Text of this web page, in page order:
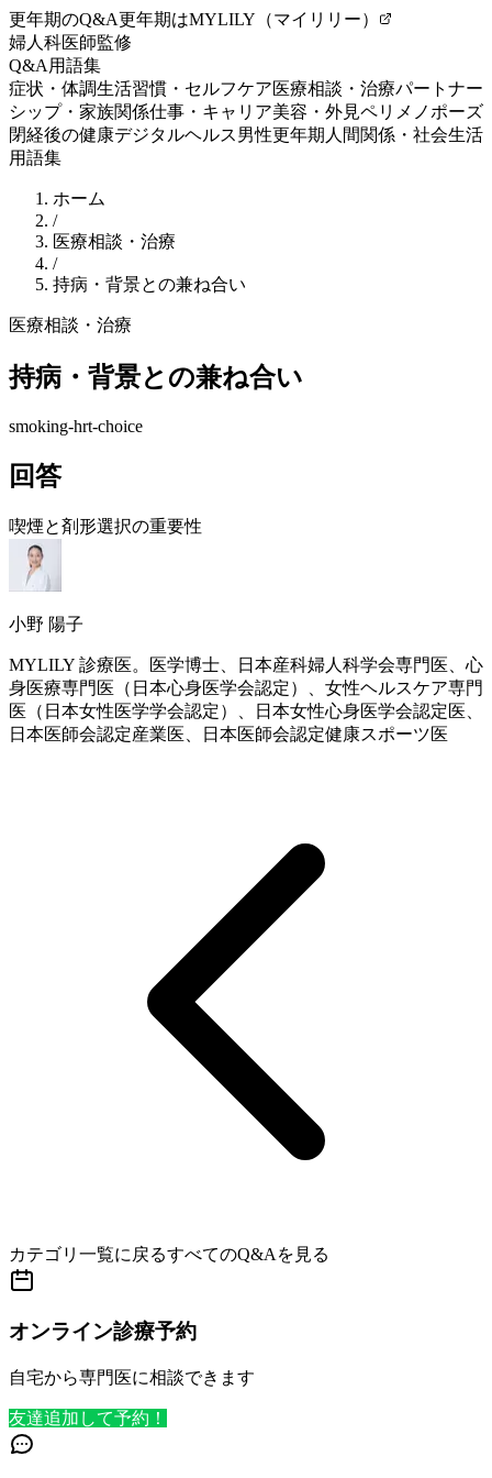
更年期のQ&A更年期はMYLILY（マイリリー）
婦人科医師監修
Q&A 用語集
症状・体調生活習慣・セルフケア医療相談・治療パートナー
シップ・家族関係仕事・キャリア美容・外見ペリメノポーズ
閉経後の健康デジタルヘルス男性更年期 人間関係・社会生活
用語集
ホーム
/
医療相談・治療
/
持病・背景との兼ね合い
医療相談・治療
持病・背景との兼ね合い
smoking-hrt-choice
回答
喫煙と剤形選択の重要性
小野 陽子
MYLILY 診療医。医学博士、日本産科婦人科学会専門医、心
身医療専門医（日本心身医学会認定）、女性ヘルスケア専門
医（日本女性医学学会認定）、日本女性心身医学会認定医、
日本医師会認定産業医、日本医師会認定健康スポーツ医
カテゴリ一覧に戻るすべてのQ&Aを見る
オンライン診療予約
自宅から専門医に相談できます
友達追加して予約！